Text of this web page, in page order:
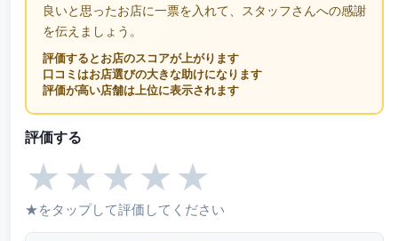
良いと思ったお店に一票を入れて、スタッフさんへの感謝
を伝えましょう。
評価するとお店のスコアが上がります
口コミはお店選びの大きな助けになります
評価が高い店舗は上位に表示されます
評価する
★ ★ ★ ★ ★
★をタップして評価してください